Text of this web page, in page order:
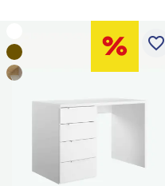
favorite_border